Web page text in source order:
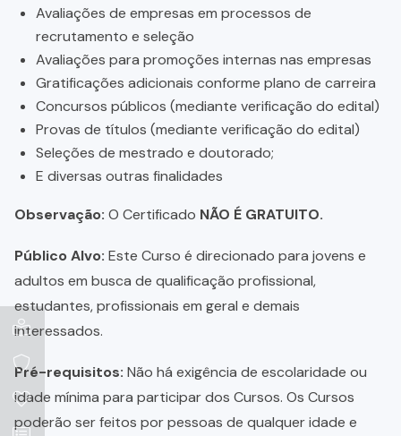
Avaliações de empresas em processos de
recrutamento e seleção
Avaliações para promoções internas nas empresas
Gratificações adicionais conforme plano de carreira
Concursos públicos (mediante verificação do edital)
Provas de títulos (mediante verificação do edital)
Seleções de mestrado e doutorado;
E diversas outras finalidades
Observação: O Certificado NÃO É GRATUITO.
Público Alvo: Este Curso é direcionado para jovens e
adultos em busca de qualificação profissional,
estudantes, profissionais em geral e demais
interessados.
Pré-requisitos: Não há exigência de escolaridade ou
idade mínima para participar dos Cursos. Os Cursos
poderão ser feitos por pessoas de qualquer idade e